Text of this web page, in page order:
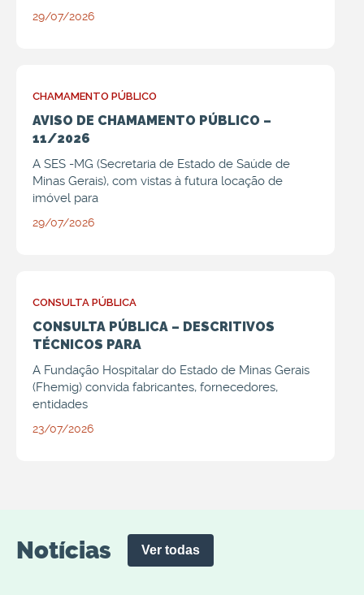
29/07/2026
CHAMAMENTO PÚBLICO
AVISO DE CHAMAMENTO PÚBLICO –
11/2026
A SES -MG (Secretaria de Estado de Saúde de
Minas Gerais), com vistas à futura locação de
imóvel para
29/07/2026
CONSULTA PÚBLICA
CONSULTA PÚBLICA – DESCRITIVOS
TÉCNICOS PARA
A Fundação Hospitalar do Estado de Minas Gerais
(Fhemig) convida fabricantes, fornecedores,
entidades
23/07/2026
Notícias Ver todas